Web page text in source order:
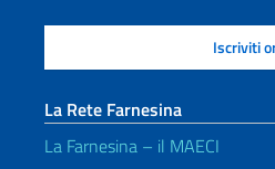
La Rete Farnesina
La Farnesina – il MAECI